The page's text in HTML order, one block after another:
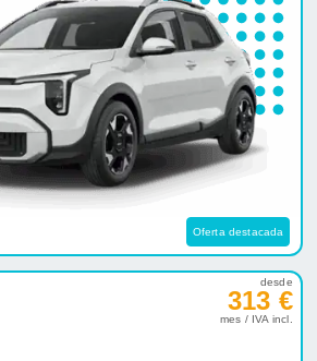
Oferta destacada
desde
313 €
mes / IVA incl.